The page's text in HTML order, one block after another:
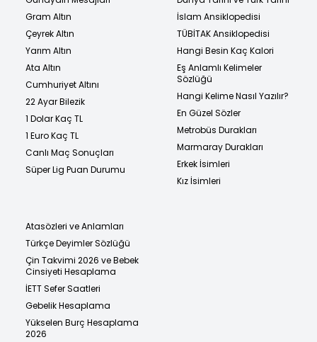
Gram Altın
Çeyrek Altın
Yarım Altın
Ata Altın
Cumhuriyet Altını
22 Ayar Bilezik
1 Dolar Kaç TL
1 Euro Kaç TL
Canlı Maç Sonuçları
Süper Lig Puan Durumu
İslam Ansiklopedisi
TÜBİTAK Ansiklopedisi
Hangi Besin Kaç Kalori
Eş Anlamlı Kelimeler
Sözlüğü
Hangi Kelime Nasıl Yazılır?
En Güzel Sözler
Metrobüs Durakları
Marmaray Durakları
Erkek İsimleri
Kız İsimleri
Atasözleri ve Anlamları
Türkçe Deyimler Sözlüğü
Çin Takvimi 2026 ve Bebek
Cinsiyeti Hesaplama
İETT Sefer Saatleri
Gebelik Hesaplama
Yükselen Burç Hesaplama
2026